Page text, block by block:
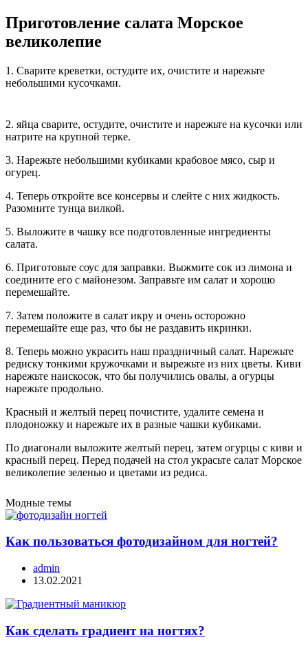
Приготовление салата Морское
великолепие
1. Сварите креветки, остудите их, очистите и нарежьте
небольшими кусочками.
2. яйца сварите, остудите, очистите и нарежьте на кусочки или
натрите на крупной терке.
3. Нарежьте небольшими кубиками крабовое мясо, сыр и
огурец.
4. Теперь откройте все консервы и слейте с них жидкость.
Разомните тунца вилкой.
5. Выложите в чашку все подготовленные ингредиенты
салата.
6. Приготовьте соус для заправки. Выжмите сок из лимона и
соедините его с майонезом. Заправьте им салат и хорошо
перемешайте.
7. Затем положите в салат икру и очень осторожно
перемешайте еще раз, что бы не раздавить икринки.
8. Теперь можно украсить наш праздничный салат. Нарежьте
редиску тонкими кружочками и вырежьте из них цветы. Киви
нарежьте наискосок, что бы получились овалы, а огурцы
нарежьте продольно.
Красный и желтый перец почистите, удалите семена и
плодоножку и нарежьте их в разные чашки кубиками.
По диагонали выложите желтый перец, затем огурцы с киви и
красный перец. Перед подачей на стол украсьте салат Морское
великолепие зеленью и цветами из редиса.
Модные темы
Как пользоваться фотодизайном для ногтей?
admin
13.02.2021
Как сделать градиент на ногтях?